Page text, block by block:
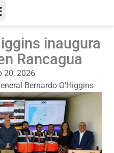
inaugura
Rancagua
20, 2026
Bernardo O’Higgins